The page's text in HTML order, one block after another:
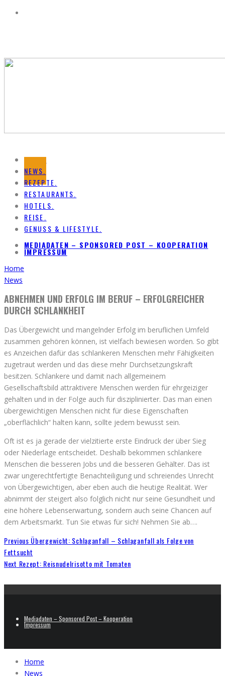
HOME.
NEWS.
REZEPTE.
RESTAURANTS.
HOTELS.
REISE.
GENUSS & LIFESTYLE.
MEDIADATEN – SPONSORED POST – KOOPERATION
IMPRESSUM
Home
News
ABNEHMEN UND ERFOLG IM BERUF – ERFOLGREICHER
DURCH SCHLANKHEIT
Das Übergewicht und mangelnder Erfolg im beruflichen Umfeld
zusammen gehören können, ist vielfach bewiesen worden. So gibt
es Anzeichen dafür das schlankeren Menschen mehr Fähigkeiten
zugetraut werden und das diese mehr Durchsetzungskraft
besitzen. Schlankere und damit nach allgemeinem
Gesellschaftsbild attraktivere Menschen werden für ehrgeiziger
gehalten und in der Folge auch für disziplinierter. Das man einen
übergewichtigen Menschen nicht für diese Eigenschaften
„oberflächlich“ halten kann, sollte jedem bewusst sein.
Oft ist es ja gerade der vielzitierte erste Eindruck der über Sieg
oder Niederlage entscheidet. Deshalb bekommen schlankere
Menschen die besseren Jobs und die besseren Gehälter. Das ist
zwar ungerechtfertigte Benachteiligung und schreiendes Unrecht
von Übergewichtigen, aber eben auch die heutige Realität. Wer
abnimmt der steigert also folglich nicht nur seine Gesundheit und
eine höhere Lebenserwartung, sondern auch seine Chancen auf
dem Arbeitsmarkt. Tun Sie etwas für sich! Nehmen Sie ab….
Previous Übergewicht: Schlaganfall – Schlaganfall als Folge von
Fettsucht
Next Rezept: Reisnudelrisotto mit Tomaten
Mediadaten – Sponsored Post – Kooperation
Impressum
Home
News